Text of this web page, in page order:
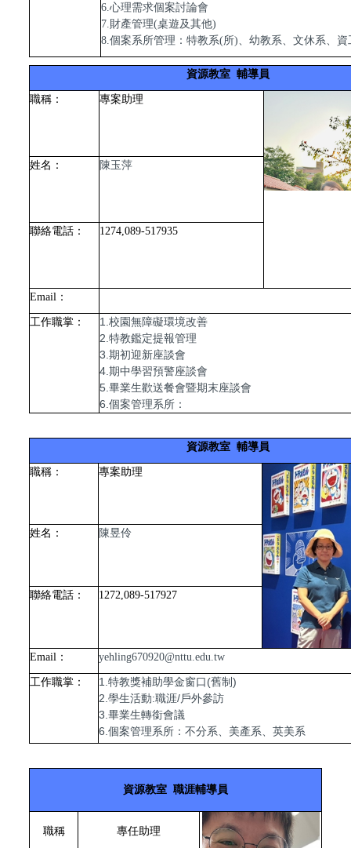
6.心理需求個案討論會
7.財產管理(桌遊及其他)
8.個案系所管理： 特教系(所)、幼教系、文休系、資
資源教室 輔導員
職稱： 專案助理
姓名： 陳玉萍
聯絡電話： 1274,089-517935
Email ：
工作職掌：
1.校園無障礙環境改善
2.特教鑑定提報管理
3.期初迎新座談會
4.期中學習預警座談會
5.畢業生歡送餐會暨期末座談會
6.個案管理系所：
資源教室 輔導員
職稱： 專案助理
姓名： 陳昱伶
聯絡電話： 1272,089-517927
Email ： yehling670920@nttu.edu.tw
工作職掌：
1.特教獎補助學金窗口(舊制)
2.學生活動:職涯/戶外參訪
3.畢業生轉銜會議
6.個案管理系所：不分系、美產系、英美系
資源教室 職涯輔導員
職稱 專任助理